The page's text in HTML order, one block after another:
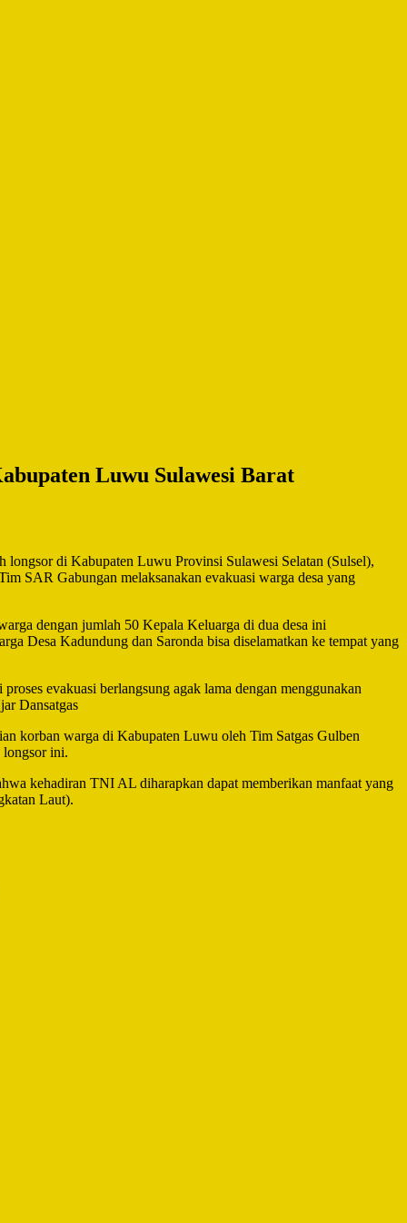
Luwu Sulawesi Barat
longsor di Kabupaten Luwu Provinsi Sulawesi Selatan (Sulsel),
SAR Gabungan melaksanakan evakuasi warga desa yang
dengan jumlah 50 Kepala Keluarga di dua desa ini
Desa Kadundung dan Saronda bisa diselamatkan ke tempat yang
evakuasi berlangsung agak lama dengan menggunakan
Dansatgas
korban warga di Kabupaten Luwu oleh Tim Satgas Gulben
longsor ini.
kehadiran TNI AL diharapkan dapat memberikan manfaat yang
Laut).